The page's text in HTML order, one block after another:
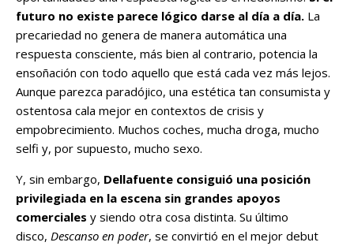
futuro no existe parece lógico darse al día a día. La
precariedad no genera de manera automática una
respuesta consciente, más bien al contrario, potencia la
ensoñación con todo aquello que está cada vez más lejos.
Aunque parezca paradójico, una estética tan consumista y
ostentosa cala mejor en contextos de crisis y
empobrecimiento. Muchos coches, mucha droga, mucho
selfi y, por supuesto, mucho sexo.
Y, sin embargo, Dellafuente consiguió una posición
privilegiada en la escena sin grandes apoyos
comerciales y siendo otra cosa distinta. Su último
disco, Descanso en poder, se convirtió en el mejor debut